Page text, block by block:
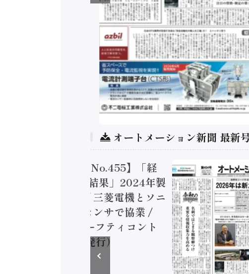
オートメーション新聞 最新
トメーション新聞 No.455】「経
実態調査二次集計結果」2024年製
加価値額86兆円 / 三菱電機とソニ
コン AIビジョンセンサで協業 /
安全に動かすセーフティコント
（2026年8月5日発行）